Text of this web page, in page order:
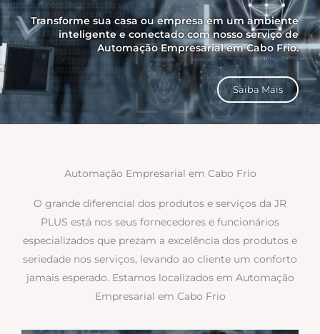
Transforme sua casa ou empresa em um ambiente
inteligente e conectado com nosso serviço de
Automação Empresarial em Cabo Frio.
Saiba Mais
Automação Empresarial em Cabo Frio
O grande diferencial dos produtos e serviços da JR
PLUS está nos seus fornecedores e funcionários
especializados que prezam a excelência dos produtos e
seriedade nos serviços, levando ao cliente um conforto
jamais esperado. Estamos localizados em Automação
Empresarial em Cabo Frio